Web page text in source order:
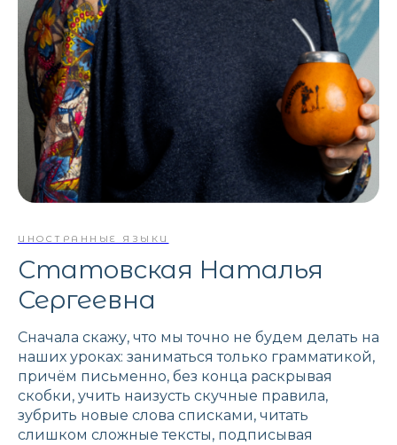
ИНОСТРАННЫЕ ЯЗЫКИ
Статовская Наталья
Сергеевна
Сначала скажу, что мы точно не будем делать на
наших уроках: заниматься только грамматикой,
причём письменно, без конца раскрывая
скобки, учить наизусть скучные правила,
зубрить новые слова списками, читать
слишком сложные тексты, подписывая